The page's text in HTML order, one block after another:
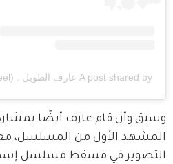
A post shared by عارف الطويل . Aref Altawel (@aref_altaweel)
وسبق وأن قام عارف أيضًا
المشهد الأول من المسلسل،
التصوير في مسقط مسلسل